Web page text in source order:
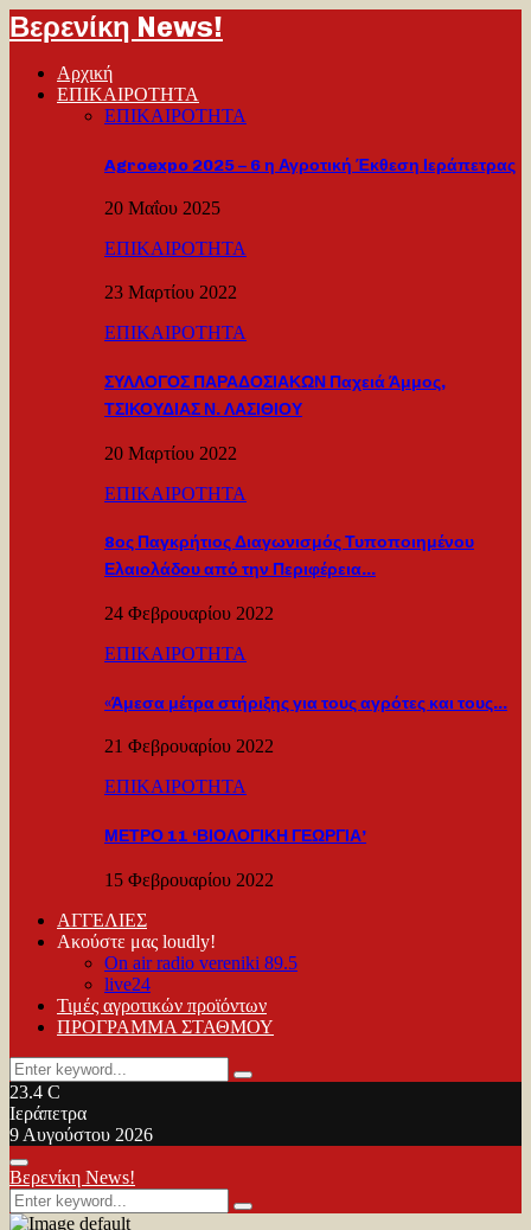
Βερενίκη News!
Αρχική
ΕΠΙΚΑΙΡΟΤΗΤΑ
ΕΠΙΚΑΙΡΟΤΗΤΑ
Agroexpo 2025 – 6 η Αγροτική Έκθεση Ιεράπετρας
20 Μαΐου 2025
ΕΠΙΚΑΙΡΟΤΗΤΑ
23 Μαρτίου 2022
ΕΠΙΚΑΙΡΟΤΗΤΑ
ΣΥΛΛΟΓΟΣ ΠΑΡΑΔΟΣΙΑΚΩΝ Παχειά Άμμος,
ΤΣΙΚΟΥΔΙΑΣ Ν. ΛΑΣΙΘΙΟΥ
20 Μαρτίου 2022
ΕΠΙΚΑΙΡΟΤΗΤΑ
8ος Παγκρήτιος Διαγωνισμός Τυποποιημένου
Ελαιολάδου από την Περιφέρεια…
24 Φεβρουαρίου 2022
ΕΠΙΚΑΙΡΟΤΗΤΑ
«Άμεσα μέτρα στήριξης για τους αγρότες και τους…
21 Φεβρουαρίου 2022
ΕΠΙΚΑΙΡΟΤΗΤΑ
ΜΕΤΡΟ 11 ‘ΒΙΟΛΟΓΙΚΗ ΓΕΩΡΓΙΑ’
15 Φεβρουαρίου 2022
ΑΓΓΕΛΙΕΣ
Ακούστε μας loudly!
On air radio vereniki 89.5
live24
Τιμές αγροτικών προϊόντων
ΠΡΟΓΡΑΜΜΑ ΣΤΑΘΜΟΥ
Search
for:
Search
23.4 C
Ιεράπετρα
9 Αυγούστου 2026
Facebook
Twitter
Youtube
Primary
Menu
Βερενίκη News!
Search
for:
Search